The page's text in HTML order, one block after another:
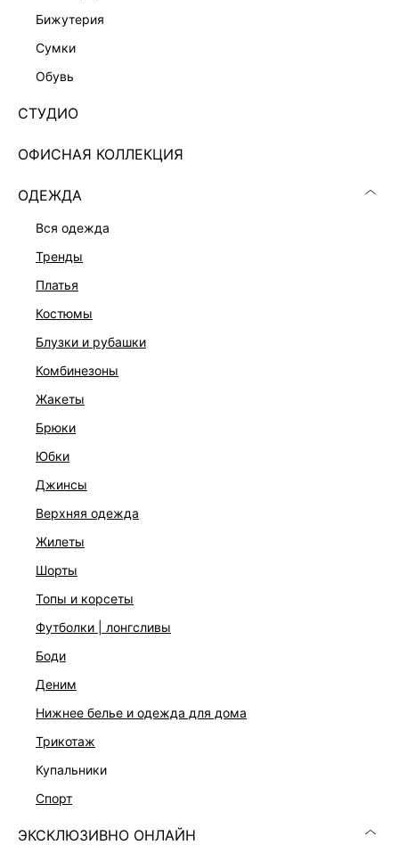
бижутерия
сумки
обувь
СТУДИО
ОФИСНАЯ КОЛЛЕКЦИЯ
ОДЕЖДА
вся одежда
тренды
платья
костюмы
блузки и рубашки
комбинезоны
жакеты
брюки
юбки
джинсы
верхняя одежда
жилеты
шорты
топы и корсеты
футболки | лонгсливы
боди
деним
нижнее белье и одежда для дома
трикотаж
купальники
спорт
ЭКСКЛЮЗИВНО ОНЛАЙН
ДЖИНСОВЫЙ КОМБИНЕЗОН
ЭКСКЛЮЗИВНО ОНЛАЙН
ВЕЛЬВЕТОВЫЕ ДЖИНСЫ
7 999 ₽
ЭКСКЛЮЗИВНО ОНЛАЙН